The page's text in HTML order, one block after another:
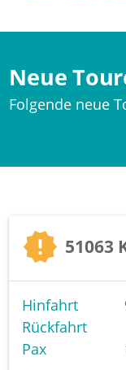
Neue
Folgende neue
new_releases 51063
Hinfahrt
Rückfahrt
Pax